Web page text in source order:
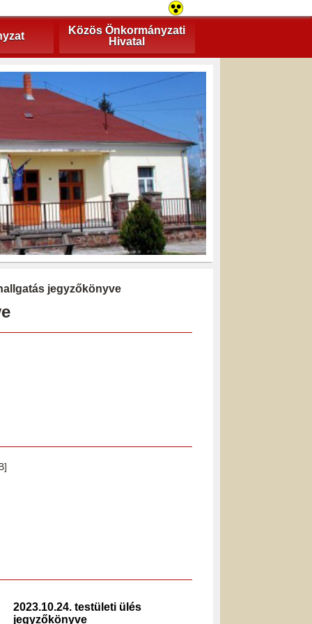
Közös Önkormányzati
Hivatal
jegyzőkönyve
2023.10.24. testületi ülés
jegyzőkönyve